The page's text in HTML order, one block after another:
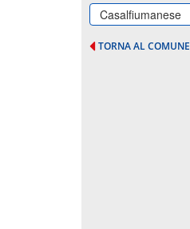
Casalfiumanese
TORNA AL COMUNE